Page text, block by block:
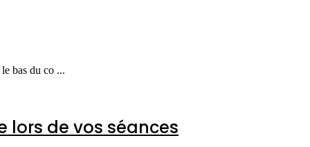
bas du co ...
de vos séances